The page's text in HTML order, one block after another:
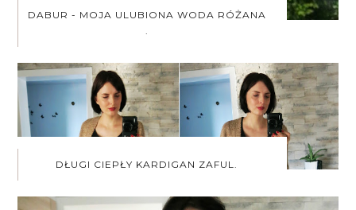
DABUR - MOJA ULUBIONA WODA RÓŻANA
DŁUGI CIEPŁY KARDIGAN ZAFUL.